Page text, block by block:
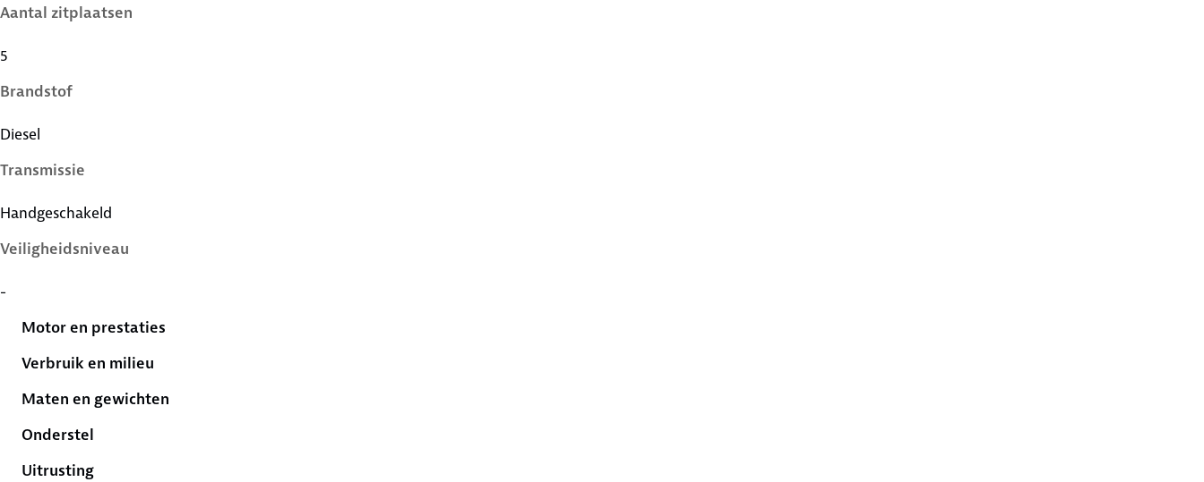
Aantal zitplaatsen
5
Brandstof
Diesel
Transmissie
Handgeschakeld
Veiligheidsniveau
-
Motor en prestaties
Verbruik en milieu
Maten en gewichten
Onderstel
Uitrusting